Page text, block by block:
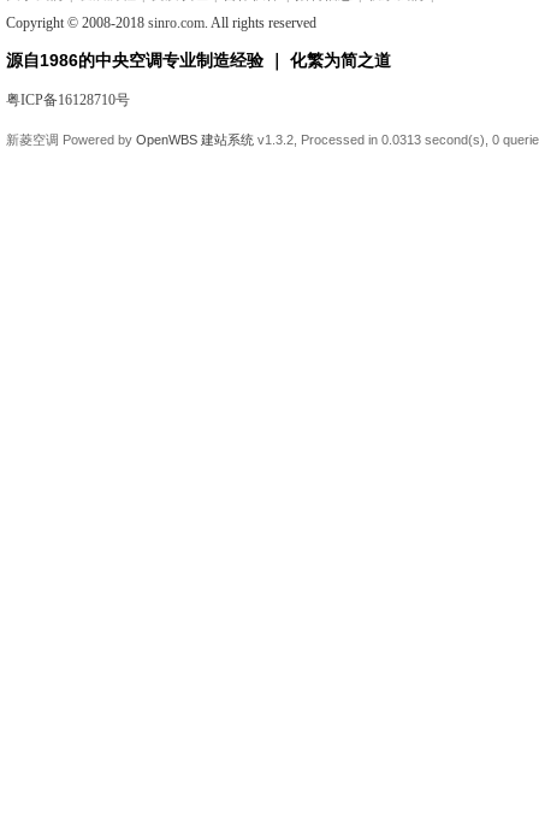
Copyright © 2008-2018 sinro.com. All rights reserved
源自1986的中央空调专业制造经验 ｜ 化繁为简之道
粤ICP备16128710号
新菱空调 Powered by OpenWBS 建站系统 v1.3.2, Processed in 0.0313 second(s), 0